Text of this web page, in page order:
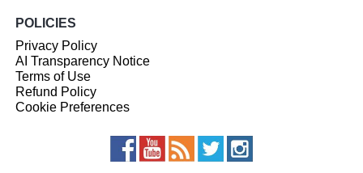
POLICIES
Privacy Policy
AI Transparency Notice
Terms of Use
Refund Policy
Cookie Preferences